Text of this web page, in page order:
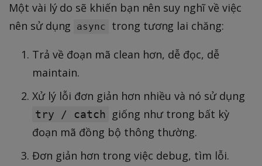
Một vài lý do sẽ khiến bạn nên suy nghĩ về việc
nên sử dụng
async trong tương lai chăng:
Trả về đoạn mã clean hơn, dễ đọc, dễ
maintain.
Xử lý lỗi đơn giản hơn nhiều và nó sử dụng
try / catch
giống như trong bất kỳ
đoạn mã đồng bộ thông thường.
Đơn giản hơn trong việc debug, tìm lỗi.